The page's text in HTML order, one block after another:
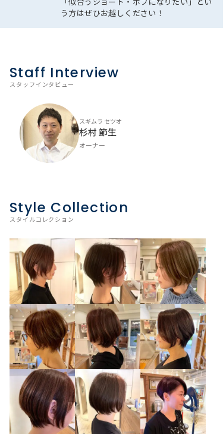
う方はぜひお越しください！
Staff Interview
スタッフインタビュー
スギムラ セツオ​​​​
杉村 節生
オーナー
Style Collection
スタイルコレクション